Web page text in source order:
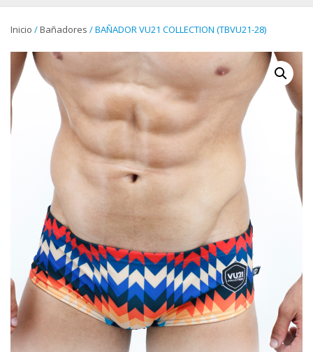
Inicio /Bañadores / BAÑADOR VU21 COLLECTION (TBVU21-28)